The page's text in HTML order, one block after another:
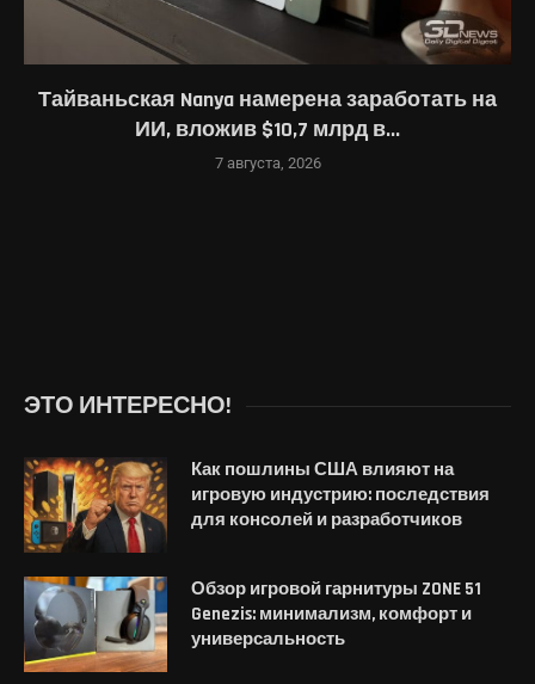
Тайваньская Nanya намерена заработать на
ИИ, вложив $10,7 млрд в...
7 августа, 2026
ЭТО ИНТЕРЕСНО!
Как пошлины США влияют на
игровую индустрию: последствия
для консолей и разработчиков
Обзор игровой гарнитуры ZONE 51
Genezis: минимализм, комфорт и
универсальность